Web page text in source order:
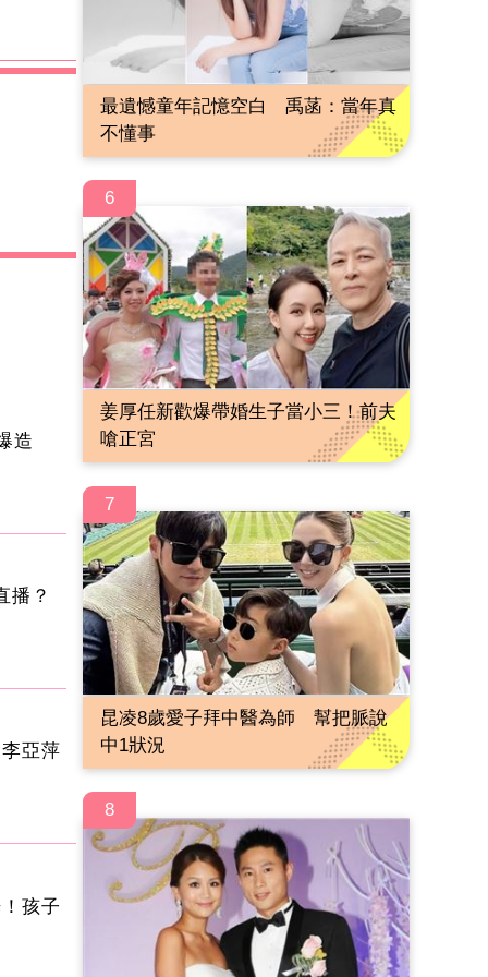
造
播？
亞萍
孩子
最遺憾童年記憶空白 禹菡：當年真
不懂事
6
姜厚任新歡爆帶婚生子當小三！前夫
嗆正宮
7
昆凌8歲愛子拜中醫為師 幫把脈說
中1狀況
8